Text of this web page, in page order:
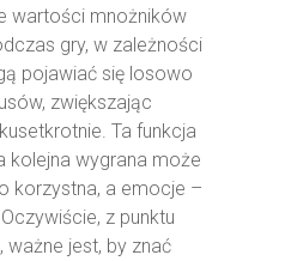
wartości mnożników
gry, w zależności
pojawiać się losowo
zwiększając
Ta funkcja
kolejna wygrana może
korzystna, a emocje –
z punktu
ważne jest, by znać